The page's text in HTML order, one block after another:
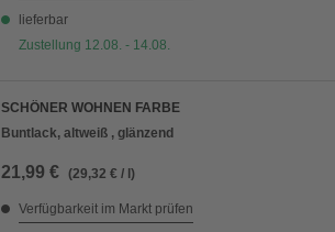
lieferbar
Zustellung 12.08. - 14.08.
SCHÖNER WOHNEN FARBE
Buntlack, altweiß , glänzend
21,99 € (29,32 € / l)
Verfügbarkeit im Markt prüfen